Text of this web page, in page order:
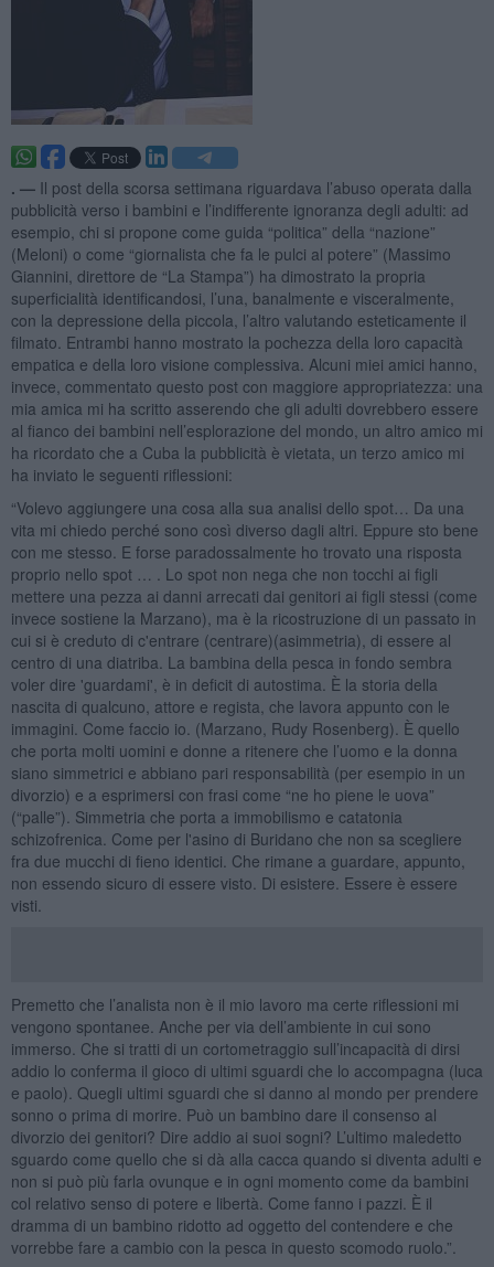
. — Il post della scorsa settimana riguardava l’abuso operata dalla
pubblicità verso i bambini e l’indifferente ignoranza degli adulti: ad
esempio, chi si propone come guida “politica” della “nazione”
(Meloni) o come “giornalista che fa le pulci al potere” (Massimo
Giannini, direttore de “La Stampa”) ha dimostrato la propria
superficialità identificandosi, l’una, banalmente e visceralmente,
con la depressione della piccola, l’altro valutando esteticamente il
filmato. Entrambi hanno mostrato la pochezza della loro capacità
empatica e della loro visione complessiva. Alcuni miei amici hanno,
invece, commentato questo post con maggiore appropriatezza: una
mia amica mi ha scritto asserendo che gli adulti dovrebbero essere
al fianco dei bambini nell’esplorazione del mondo, un altro amico mi
ha ricordato che a Cuba la pubblicità è vietata, un terzo amico mi
ha inviato le seguenti riflessioni:
“Volevo aggiungere una cosa alla sua analisi dello spot… Da una
vita mi chiedo perché sono così diverso dagli altri. Eppure sto bene
con me stesso. E forse paradossalmente ho trovato una risposta
proprio nello spot … . Lo spot non nega che non tocchi ai figli
mettere una pezza ai danni arrecati dai genitori ai figli stessi (come
invece sostiene la Marzano), ma è la ricostruzione di un passato in
cui si è creduto di c'entrare (centrare)(asimmetria), di essere al
centro di una diatriba. La bambina della pesca in fondo sembra
voler dire 'guardami', è in deficit di autostima. È la storia della
nascita di qualcuno, attore e regista, che lavora appunto con le
immagini. Come faccio io. (Marzano, Rudy Rosenberg). È quello
che porta molti uomini e donne a ritenere che l’uomo e la donna
siano simmetrici e abbiano pari responsabilità (per esempio in un
divorzio) e a esprimersi con frasi come “ne ho piene le uova”
(“palle”). Simmetria che porta a immobilismo e catatonia
schizofrenica. Come per l'asino di Buridano che non sa scegliere
fra due mucchi di fieno identici. Che rimane a guardare, appunto,
non essendo sicuro di essere visto. Di esistere. Essere è essere
visti.
Premetto che l’analista non è il mio lavoro ma certe riflessioni mi
vengono spontanee. Anche per via dell’ambiente in cui sono
immerso. Che si tratti di un cortometraggio sull’incapacità di dirsi
addio lo conferma il gioco di ultimi sguardi che lo accompagna (luca
e paolo). Quegli ultimi sguardi che si danno al mondo per prendere
sonno o prima di morire. Può un bambino dare il consenso al
divorzio dei genitori? Dire addio ai suoi sogni? L’ultimo maledetto
sguardo come quello che si dà alla cacca quando si diventa adulti e
non si può più farla ovunque e in ogni momento come da bambini
col relativo senso di potere e libertà. Come fanno i pazzi. È il
dramma di un bambino ridotto ad oggetto del contendere e che
vorrebbe fare a cambio con la pesca in questo scomodo ruolo.”.